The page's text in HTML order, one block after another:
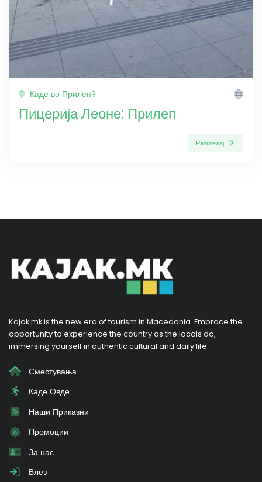
Каде во Прилеп?
Пицерија Леоне: Прилеп
Разгледај
Kajak.mk is the new era of tourism in Macedonia. Embrace the
opportunity to experience the country as the locals do,
immersing yourself in authentic cultural and daily life.
Сместувања
Каде Овде
Наши Приказни
Промоции
За нас
Влез